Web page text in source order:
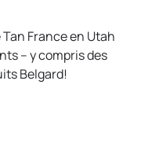
France en Utah
– y compris des
Belgard!